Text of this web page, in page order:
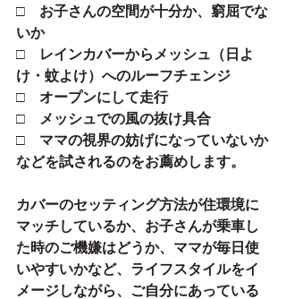
□　お子さんの空間が十分か、窮屈でな
いか
□　レインカバーからメッシュ（日よ
け・蚊よけ）へのルーフチェンジ
□　オープンにして走行
□　メッシュでの風の抜け具合
□　ママの視界の妨げになっていないか
などを試されるのをお薦めします。
カバーのセッティング方法が住環境に
マッチしているか、お子さんが乗車し
た時のご機嫌はどうか、ママが毎日使
いやすいかなど、ライフスタイルをイ
メージしながら、ご自分にあっている